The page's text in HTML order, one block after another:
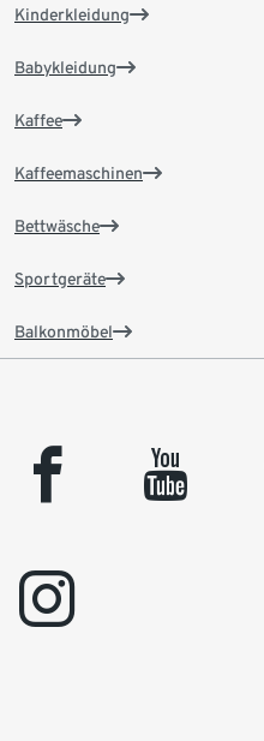
Kinderkleidung
Babykleidung
Kaffee
Kaffeemaschinen
Bettwäsche
Sportgeräte
Balkonmöbel
facebook youtube
instagram